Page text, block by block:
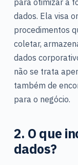
para otimizar a
dados. Ela visa
procedimentos
coletar,
dados
não se trata
também de
para o negócio.
2. O que
dados?